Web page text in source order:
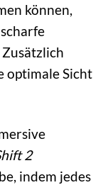
können,
optimale Sicht
2
indem jedes